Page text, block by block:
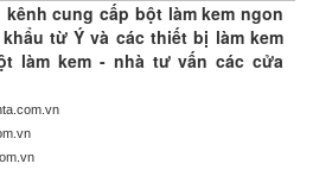
cung cấp bột làm kem ngon
từ Ý và các thiết bị làm kem
làm kem - nhà tư vấn các cửa